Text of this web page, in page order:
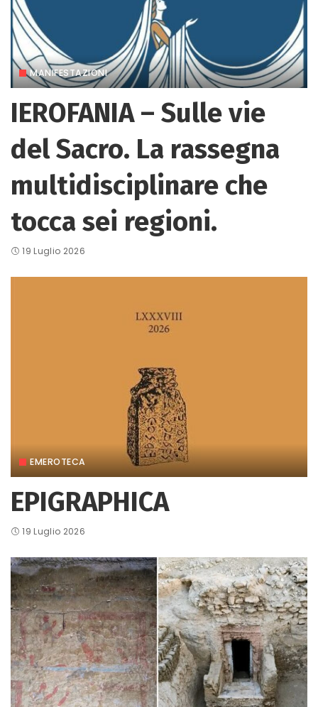
MANIFESTAZIONI
IEROFANIA – Sulle vie
del Sacro. La rassegna
multidisciplinare che
tocca sei regioni.
19 Luglio 2026
EMEROTECA
EPIGRAPHICA
19 Luglio 2026